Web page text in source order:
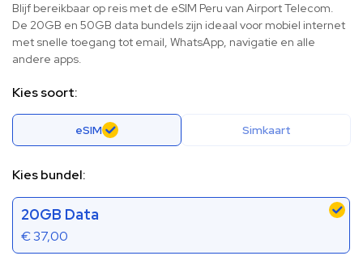
Blijf bereikbaar op reis met de eSIM Peru van Airport Telecom.
De 20GB en 50GB data bundels zijn ideaal voor mobiel internet
met snelle toegang tot email, WhatsApp, navigatie en alle
andere apps.
Kies soort:
eSIM Simkaart
Kies bundel:
20GB Data
€37,00